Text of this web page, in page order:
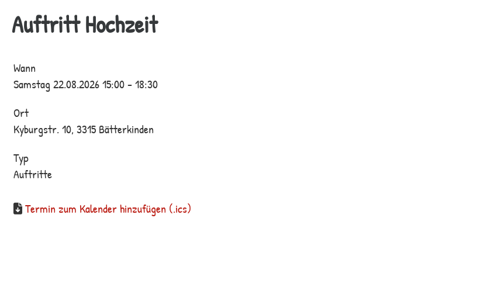
Auftritt Hochzeit
Wann
Samstag 22.08.2026 15:00 - 18:30
Ort
Kyburgstr. 10, 3315 Bätterkinden
Typ
Auftritte
Termin zum Kalender hinzufügen (.ics)